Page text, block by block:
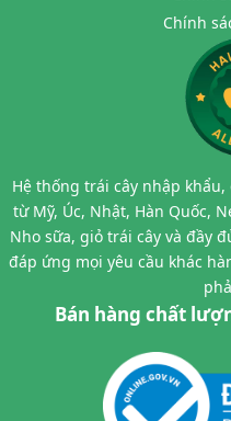
Chính
Hệ thống trái cây nhập
từ Mỹ, Úc, Nhật, Hàn Quốc,
Nho sữa, giỏ trái cây và đầy
đáp ứng mọi yêu cầu khác
Bán hàng chất